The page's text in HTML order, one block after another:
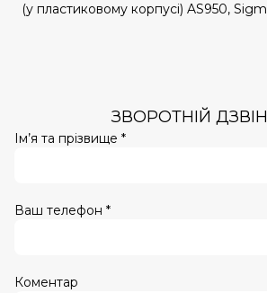
(у пластиковому корпусі) AS950,
ЗВОРОТНІЙ
Ім’я та прізвище *
Ваш телефон *
Коментар